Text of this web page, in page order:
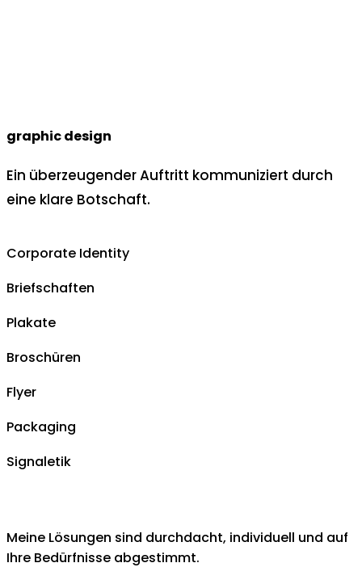
graphic design
Ein überzeugender Auftritt kommuniziert durch
eine klare Botschaft.
Corporate Identity
Briefschaften
Plakate
Broschüren
Flyer
Packaging
Signaletik
Meine Lösungen sind durchdacht, individuell und auf
Ihre Bedürfnisse abgestimmt.